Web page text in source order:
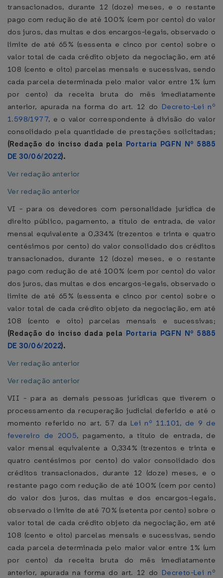
transacionados, durante 12 (doze) meses, e o restante
pago com redução de até 100% (cem por cento) do valor
dos juros, das multas e dos encargos-legais, observado o
limite de até 65% (sessenta e cinco por cento) sobre o
valor total de cada crédito objeto da negociação, em até
108 (cento e oito) parcelas mensais e sucessivas, sendo
cada parcela determinada pelo maior valor entre 1% (um
por cento) da receita bruta do mês imediatamente
anterior, apurada na forma do art. 12 do Decreto-Lei nº
1.598/1977, e o valor correspondente à divisão do valor
consolidado pela quantidade de prestações solicitadas;
(Redação do inciso dada pela Portaria PGFN Nº 5885
DE 30/06/2022).
Ver redação anterior
Ver redação anterior
VI - para os devedores com personalidade jurídica de
direito público, pagamento, a título de entrada, de valor
mensal equivalente a 0,334% (trezentos e trinta e quatro
centésimos por cento) do valor consolidado dos créditos
transacionados, durante 12 (doze) meses, e o restante
pago com redução de até 100% (cem por cento) do valor
dos juros, das multas e dos encargos-legais, observado o
limite de até 65% (sessenta e cinco por cento) sobre o
valor total de cada crédito objeto da negociação, em até
108 (cento e oito) parcelas mensais e sucessivas;
(Redação do inciso dada pela Portaria PGFN Nº 5885
DE 30/06/2022).
Ver redação anterior
Ver redação anterior
VII - para as demais pessoas jurídicas que tiverem o
processamento da recuperação judicial deferido e até o
momento referido no art. 57 da Lei nº 11.101, de 9 de
fevereiro de 2005, pagamento, a título de entrada, de
valor mensal equivalente a 0,334% (trezentos e trinta e
quatro centésimos por cento) do valor consolidado dos
créditos transacionados, durante 12 (doze) meses, e o
restante pago com redução de até 100% (cem por cento)
do valor dos juros, das multas e dos encargos-legais,
observado o limite de até 70% (setenta por cento) sobre o
valor total de cada crédito objeto da negociação, em até
108 (cento e oito) parcelas mensais e sucessivas, sendo
cada parcela determinada pelo maior valor entre 1% (um
por cento) da receita bruta do mês imediatamente
anterior, apurada na forma do art. 12 do Decreto-Lei nº